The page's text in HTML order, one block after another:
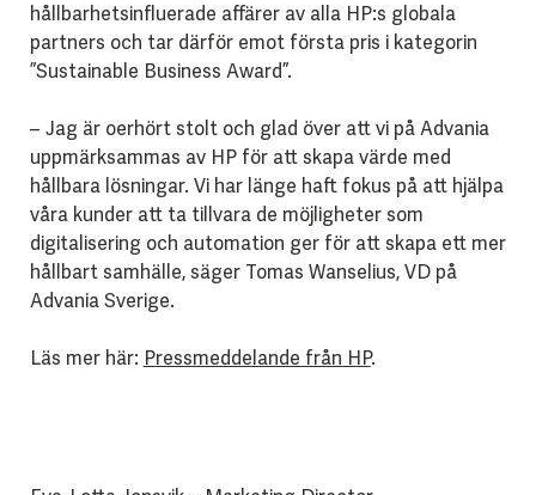
hållbarhetsinfluerade affärer av alla HP:s globala
partners och tar därför emot första pris i kategorin
”Sustainable Business Award”.
– Jag är oerhört stolt och glad över att vi på Advania
uppmärksammas av HP för att skapa värde med
hållbara lösningar. Vi har länge haft fokus på att hjälpa
våra kunder att ta tillvara de möjligheter som
digitalisering och automation ger för att skapa ett mer
hållbart samhälle, säger Tomas Wanselius, VD på
Advania Sverige.
Läs mer här: Pressmeddelande från HP.